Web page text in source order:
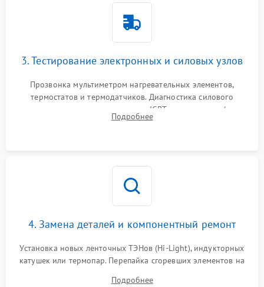
3. Тестирование электронных и силовых узлов
Прозвонка мультиметром нагревательных элементов,
термостатов и термодатчиков. Диагностика силового
модуля, реле, диодных мостов и IGBT-транзисторов (для
индукции). Проверка кранов и газ-контроля (для газовых
Подробнее
4. Замена деталей и компонентный ремонт
Установка новых ленточных ТЭНов (Hi-Light), индукторных
катушек или термопар. Перепайка сгоревших элементов на
Подробнее